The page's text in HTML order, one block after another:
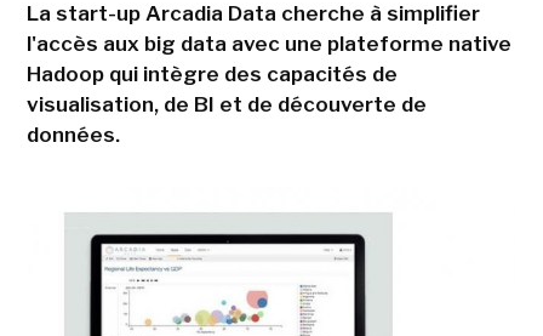
La start-up Arcadia Data cherche à simplifier
l'accès aux big data avec une plateforme native
Hadoop qui intègre des capacités de
visualisation, de BI et de découverte de
données.